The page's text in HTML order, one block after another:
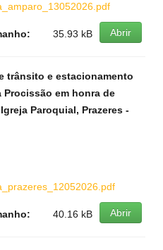
Abrir
35.93 kB
trânsito e estacionamento
em honra de
Paroquial, Prazeres -
Abrir
40.16 kB